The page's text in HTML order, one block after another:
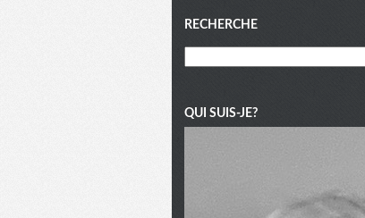
Menu
RECHERCHE
QUI SUIS-JE?